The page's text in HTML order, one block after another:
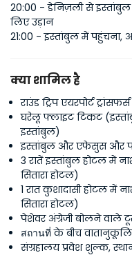
20:00 - डेनिज़ली से
लिए उड़ान
21:00 - इस्तांबुल में पहुंचना,
क्या शामिल है
राउंड ट्रिप एयरपोर्ट
घरेलू फ्लाइट टिकट
इस्तांबुल)
इस्तांबुल और एफेसुस और
3 रातें इस्तांबुल होटल में
सितारा होटल)
1 रात कुशादासी होटल
सितारा होटल)
पेशेवर अंग्रेजी बोलने वाले
สถานที่ के बीच
संग्रहालय प्रवेश शुल्क,